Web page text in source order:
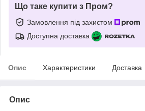
Що таке купити з Пром?
Замовлення під захистом
Доступна доставка
Опис Характеристики Доставка
Опис